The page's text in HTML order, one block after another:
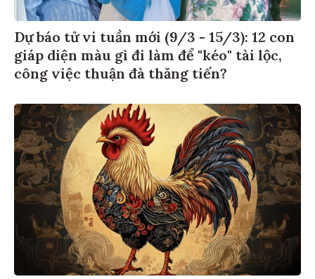
Dự báo tử vi tuần mới (9/3 - 15/3): 12 con
giáp diện màu gì đi làm để "kéo" tài lộc,
công việc thuận đà thăng tiến?